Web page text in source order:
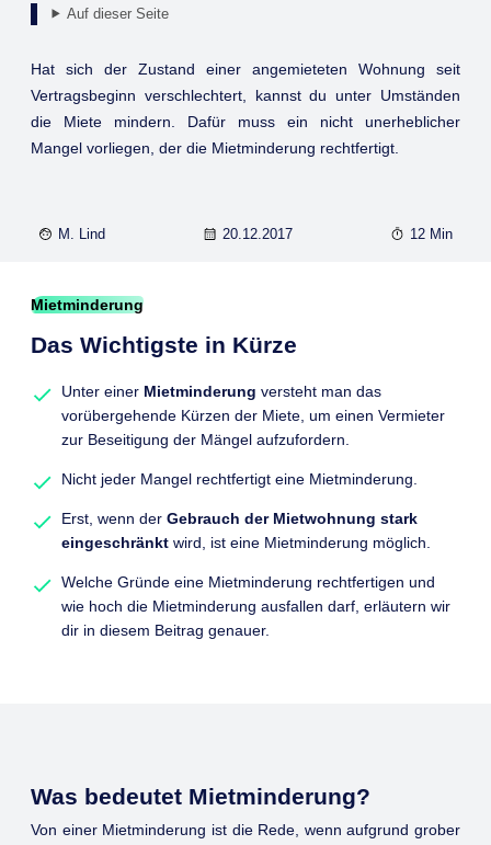
Auf dieser Seite
Hat sich der Zustand einer angemieteten Wohnung seit
Vertragsbeginn verschlechtert, kannst du unter Umständen
die Miete mindern. Dafür muss ein nicht unerheblicher
Mangel vorliegen, der die Mietminderung rechtfertigt.
M. Lind 20.12.2017 12 Min
Mietminderung
Das Wichtigste in Kürze
Unter einer Mietminderung versteht man das
vorübergehende Kürzen der Miete, um einen Vermieter
zur Beseitigung der Mängel aufzufordern.
Nicht jeder Mangel rechtfertigt eine Mietminderung.
Erst, wenn der Gebrauch der Mietwohnung stark
eingeschränkt wird, ist eine Mietminderung möglich.
Welche Gründe eine Mietminderung rechtfertigen und
wie hoch die Mietminderung ausfallen darf, erläutern wir
dir in diesem Beitrag genauer.
Was bedeutet Mietminderung?
Von einer Mietminderung ist die Rede, wenn aufgrund grober